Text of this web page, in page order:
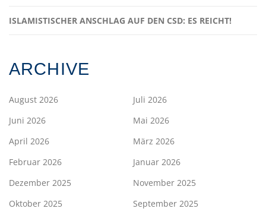
ISLAMISTISCHER ANSCHLAG AUF DEN CSD: ES REICHT!
ARCHIVE
August 2026
Juli 2026
Juni 2026
Mai 2026
April 2026
März 2026
Februar 2026
Januar 2026
Dezember 2025
November 2025
Oktober 2025
September 2025